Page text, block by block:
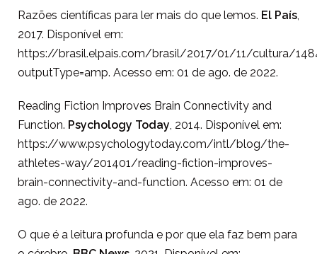
Razões científicas para ler mais do que lemos. El País,
2017. Disponível em:
https://brasil.elpais.com/brasil/2017/01/11/cultura/
outputType=amp. Acesso em: 01 de ago. de 2022.
Reading Fiction Improves Brain Connectivity and
Function. Psychology Today, 2014. Disponível em:
https://www.psychologytoday.com/intl/blog/the-
athletes-way/201401/reading-fiction-improves-
brain-connectivity-and-function. Acesso em: 01 de
ago. de 2022.
O que é a leitura profunda e por que ela faz bem para